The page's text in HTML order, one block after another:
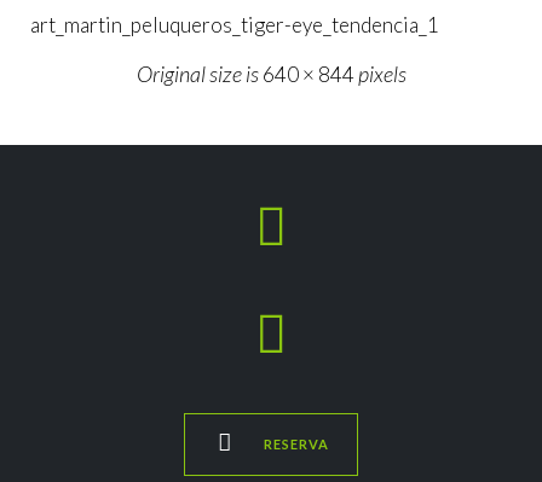
art_martin_peluqueros_tiger-eye_tendencia_1
Original size is640 × 844 pixels


 RESERVA